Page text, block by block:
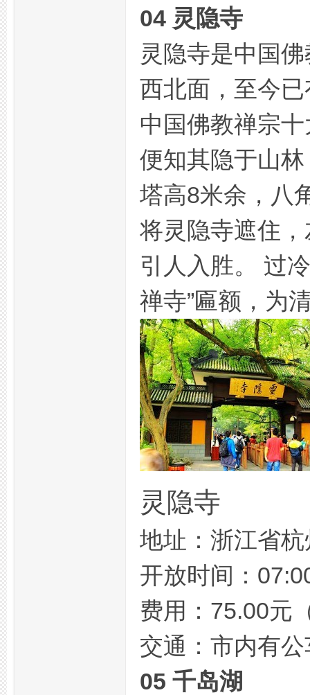
04 灵隐寺
灵隐寺是中国
西北面，至今
中国佛教禅宗
便知其隐于山
塔高8米余，八
将灵隐寺遮住
引人入胜。 过
禅寺”匾额，为
灵隐寺
地址：浙江省
开放时间：
费用：75.00元
交通：市内有
05 千岛湖